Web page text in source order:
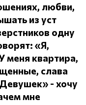
любви,
из уст
одну
«Я,
меня квартира,
слава
- хочу
мне